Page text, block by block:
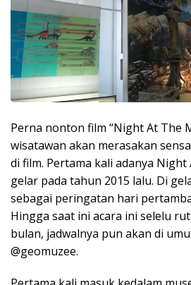
Perna nonton film “Night At The
wisatawan akan merasakan
di film. Pertama kali adanya
gelar pada tahun 2015 lalu. Di
sebagai peringatan hari
Hingga saat ini acara ini selelu
bulan, jadwalnya pun akan di
@geomuzee.